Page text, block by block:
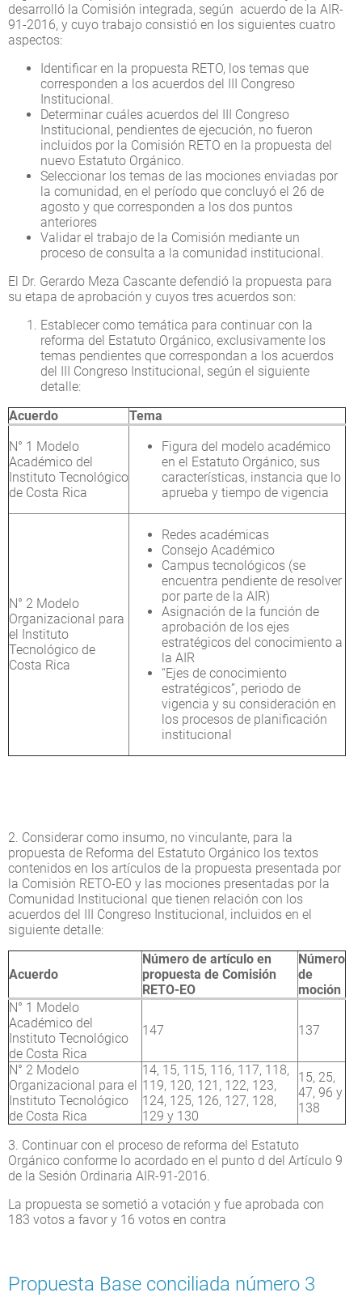
desarrolló la Comisión integrada, según acuerdo de la AIR-
91-2016, y cuyo trabajo consistió en los siguientes cuatro
aspectos:
Identificar en la propuesta RETO, los temas que
corresponden a los acuerdos del III Congreso
Institucional.
Determinar cuáles acuerdos del III Congreso
Institucional, pendientes de ejecución, no fueron
incluidos por la Comisión RETO en la propuesta del
nuevo Estatuto Orgánico.
Seleccionar los temas de las mociones enviadas por
la comunidad, en el período que concluyó el 26 de
agosto y que corresponden a los dos puntos
anteriores
Validar el trabajo de la Comisión mediante un
proceso de consulta a la comunidad institucional.
El Dr. Gerardo Meza Cascante defendió la propuesta para
su etapa de aprobación y cuyos tres acuerdos son:
Establecer como temática para continuar con la
reforma del Estatuto Orgánico, exclusivamente los
temas pendientes que correspondan a los acuerdos
del III Congreso Institucional, según el siguiente
detalle:
Acuerdo
Tema
N° 1 Modelo
Académico del
Instituto Tecnológico
de Costa Rica
Figura del modelo académico
en el Estatuto Orgánico, sus
características, instancia que lo
aprueba y tiempo de vigencia
N° 2 Modelo
Organizacional para
el Instituto
Tecnológico de
Costa Rica
Redes académicas
Consejo Académico
Campus tecnológicos (se
encuentra pendiente de resolver
por parte de la AIR)
Asignación de la función de
aprobación de los ejes
estratégicos del conocimiento a
la AIR
“Ejes de conocimiento
estratégicos”, periodo de
vigencia y su consideración en
los procesos de planificación
institucional
2. Considerar como insumo, no vinculante, para la
propuesta de Reforma del Estatuto Orgánico los textos
contenidos en los artículos de la propuesta presentada por
la Comisión RETO-EO y las mociones presentadas por la
Comunidad Institucional que tienen relación con los
acuerdos del III Congreso Institucional, incluidos en el
siguiente detalle:
Acuerdo
Número de artículo en
propuesta de Comisión
RETO-EO
Número
de
moción
N° 1 Modelo
Académico del
Instituto Tecnológico
de Costa Rica
147 137
N° 2 Modelo
Organizacional para el
Instituto Tecnológico
de Costa Rica
14, 15, 115, 116, 117, 118,
119, 120, 121, 122, 123,
124, 125, 126, 127, 128,
129 y 130
15, 25,
47, 96 y
138
3. Continuar con el proceso de reforma del Estatuto
Orgánico conforme lo acordado en el punto d del Artículo 9
de la Sesión Ordinaria AIR-91-2016.
La propuesta se sometió a votación y fue aprobada con
183 votos a favor y 16 votos en contra
Propuesta Base conciliada número 3